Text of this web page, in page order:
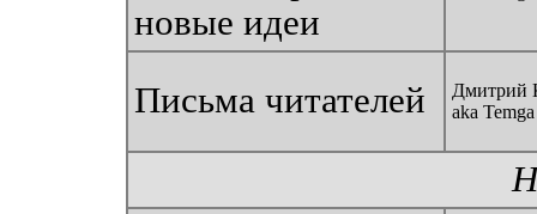
новые идеи
Письма читателей
Дмитрий
aka Temga